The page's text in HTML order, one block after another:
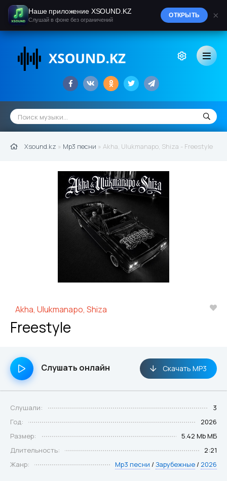
Xsound.kz » Mp3 песни » Akha, Ulukmanapo, Shiza - Freestyle
Akha, Ulukmanapo, Shiza
Freestyle
Слушать онлайн Скачать MP3
Слушали:
3
Год:
2026
Размер:
5.42 Mb МБ
Длительность:
2:21
Жанр:
Mp3 песни /Зарубежные / 2026
Наше приложение XSOUND.KZ
Слушай в фоне без ограничений
ОТКРЫТЬ ×